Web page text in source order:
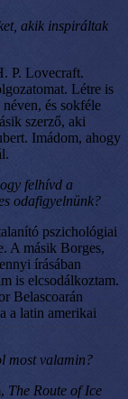
akik inspiráltak
P. Lovecraft.
Létre is
és sokféle
szerző, aki
Imádom, ahogy
felhívd a
odafigyelnünk?
pszichológiai
A másik Borges,
írásában
is elcsodálkoztam.
Belascoarán
a latin amerikai
most valamin?
The Route of Ice